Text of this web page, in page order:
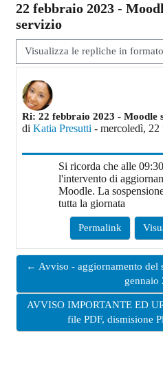
22 febbraio 2023 -
servizio
Ri: 22 febbraio 2023 - Moodle
di Katia Presutti - mercoledì, 22
Numero di risposte: 0
Si ricorda che alle
l'intervento di
Moodle. La
tutta la giornata
Permalink
← Avviso - aggiornamento del
gennaio
AVVISO IMPORTANTE ED
file PDF, dismisione